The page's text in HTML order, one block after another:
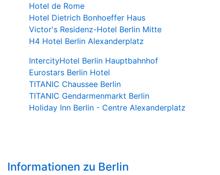
Hotel de Rome
Hotel Dietrich Bonhoeffer Haus
Victor's Residenz-Hotel Berlin Mitte
H4 Hotel Berlin Alexanderplatz
IntercityHotel Berlin Hauptbahnhof
Eurostars Berlin Hotel
TITANIC Chaussee Berlin
TITANIC Gendarmenmarkt Berlin
Holiday Inn Berlin - Centre Alexanderplatz
Informationen zu Berlin